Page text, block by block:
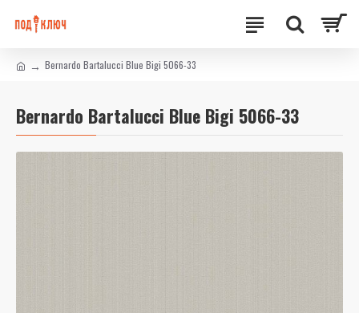
Bernardo Bartalucci Blue Bigi 5066-33
Bernardo Bartalucci Blue Bigi 5066-33